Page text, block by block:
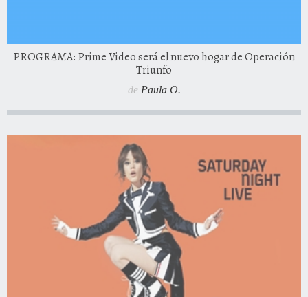
PROGRAMA: Prime Video será el nuevo hogar de Operación
Triunfo
de Paula O.